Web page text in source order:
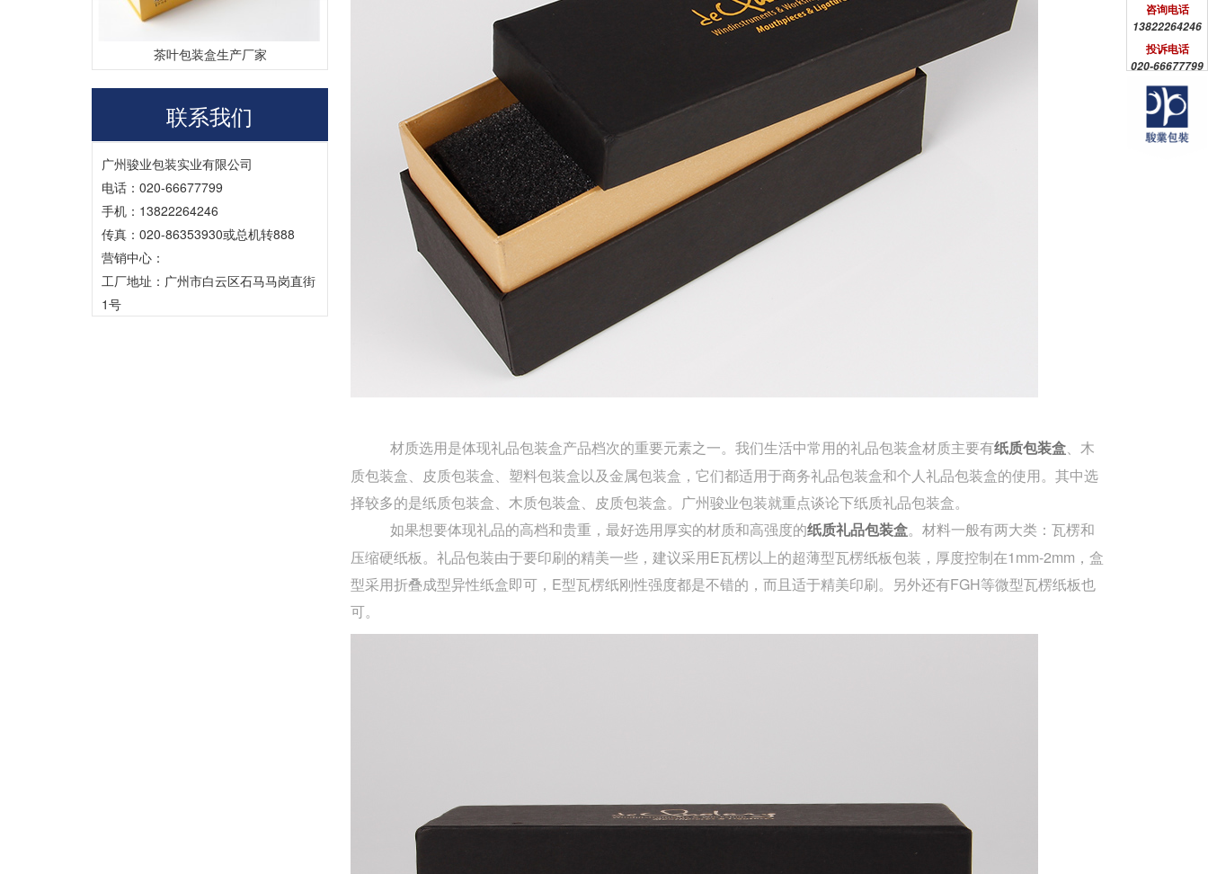
茶叶包装盒生产厂家
联系我们
广州骏业包装实业有限公司
电话：020-66677799
手机：13822264246
传真：020-86353930或总机转888
营销中心：
工厂地址：广州市白云区石马马岗直街
1号
材质选用是体现礼品包装盒产品档次的重要元素之一。我们生活中常用的礼品包装盒材质主要有纸质包装盒、木
质包装盒、皮质包装盒、塑料包装盒以及金属包装盒，它们都适用于商务礼品包装盒和个人礼品包装盒的使用。其中选
择较多的是纸质包装盒、木质包装盒、皮质包装盒。广州骏业包装就重点谈论下纸质礼品包装盒。
如果想要体现礼品的高档和贵重，最好选用厚实的材质和高强度的纸质礼品包装盒。材料一般有两大类：瓦楞和
压缩硬纸板。礼品包装由于要印刷的精美一些，建议采用E瓦楞以上的超薄型瓦楞纸板包装，厚度控制在1mm-2mm，盒
型采用折叠成型异性纸盒即可，E型瓦楞纸刚性强度都是不错的，而且适于精美印刷。另外还有FGH等微型瓦楞纸板也
可。
咨询电话
13822264246
投诉电话
020-66677799